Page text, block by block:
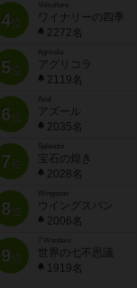
4位
Viticulture
ワイナリーの四季
2272名
5位
Agricola
アグリコラ
2119名
6位
Azul
アズール
2035名
7位
宝石の煌き
2028名
8位
Wingspan
ウイングスパン
2006名
9位
7 Wonders
世界の七不思議
1919名